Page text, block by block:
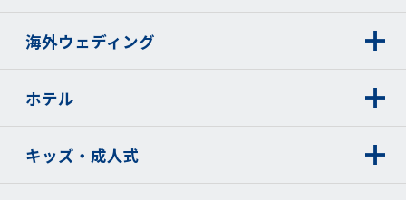
海外ウェディング
ホテル
キッズ・成人式